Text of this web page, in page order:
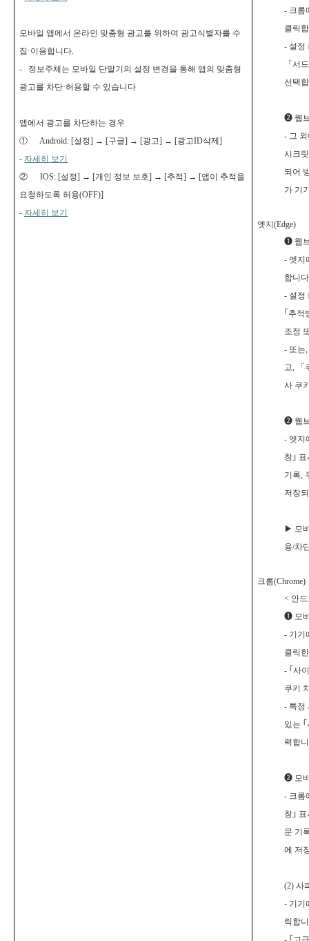
모바일 앱에서 온라인 맞춤형 광고를 위하여 광고식별자를 수
집·이용합니다.
- 정보주체는 모바일 단말기의 설정 변경을 통해 앱의 맞춤형
광고를 차단·허용할 수 있습니다
앱에서 광고를 차단하는 경우
① Android: [설정] → [구글] → [광고] → [광고ID삭제]
- 자세히 보기
② IOS: [설정] → [개인 정보 보호] → [추적] → [앱이 추적을
요청하도록 허용(OFF)]
- 자세히 보기
- 크롬
클릭
- 설정
「서
선택
❷ 웹
- 그
시크
되어
가 기
엣지(Edge)
❶ 웹
- 엣지
합니
- 설정
｢ 추적
조정
- 또는
고, 「
사 쿠
❷ 웹
- 엣지
창｣ 표
기록,
저장
▶ 모
용/차
크롬(Chrome)
< 안
❶ 모
- 기기
클릭
- ｢ 사
쿠키
- 특정
있는 ｢
력합
❷ 모
- 크롬
창｣ 표
문 기
에 저
(2) 사
- 기기
릭합